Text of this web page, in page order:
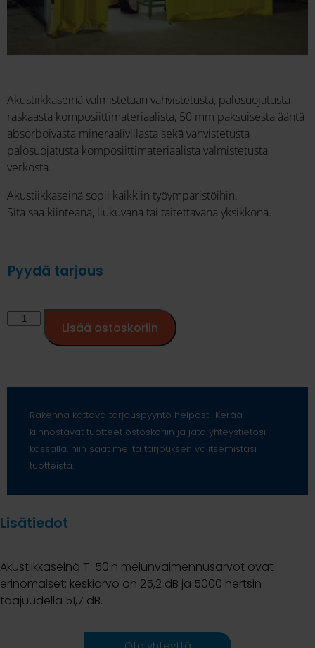
Akustiikkaseinä valmistetaan vahvistetusta, palosuojatusta
raskaasta komposiittimateriaalista, 50 mm paksuisesta ääntä
absorboivasta mineraalivillasta sekä vahvistetusta
palosuojatusta komposiittimateriaalista valmistetusta
verkosta.
Akustiikkaseinä sopii kaikkiin työympäristöihin.
Sitä saa kiinteänä, liukuvana tai taitettavana yksikkönä.
Pyydä tarjous
Lisää ostoskoriin
Rakenna kattava tarjouspyyntö helposti. Kerää
kiinnostavat tuotteet ostoskoriin ja jätä yhteystietosi
kassalla, niin saat meiltä tarjouksen valitsemistasi
tuotteista.
Lisätiedot
Akustiikkaseinä T-50:n melunvaimennusarvot ovat
erinomaiset: keskiarvo on 25,2 dB ja 5000 hertsin
taajuudella 51,7 dB.